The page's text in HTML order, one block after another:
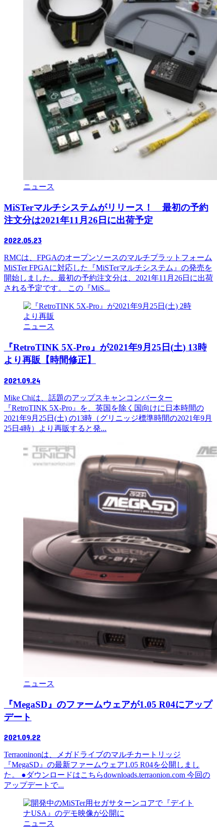
ニュース
MiSTerマルチシステムがリリース！ 最初の予約
注文分は2021年11月26日に出荷予定
2022.05.23
RMCは、FPGAのオープンソースのマルチプラットフォーム
MiSTer FPGAに対応した『MiSTerマルチシステム』の発売を
開始しました。最初の予約注文分は、2021年11月26日に出荷
される予定です。 この『MiS...
ニュース
『RetroTINK 5X-Pro』が2021年9月25日(土) 13時
より再販【時間修正】
2021.09.24
Mike Chiは、話題のアップスキャンコンバーター
『RetroTINK 5X-Pro』を、英国を除く国向けに日本時間の
2021年9月25日(土) の13時（グリニッジ標準時間の2021年9月
25日4時）より再販すると発...
ニュース
『MegaSD』のファームウェアが1.05 R04にアップ
デート
2021.09.22
Terraoninonは、メガドライブのマルチカートリッジ
『MegaSD』の最新ファームウェア1.05 R04を公開しまし
た。 ●ダウンロードはこちらdownloads.terraonion.com 今回の
アップデートで...
ニュース